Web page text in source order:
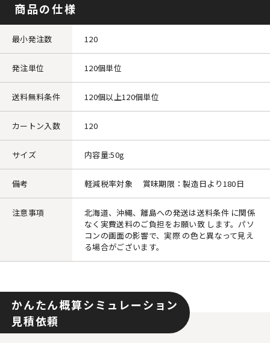
商品の仕様
最小発注数 120
発注単位 120個単位
送料無料条件 120個以上120個単位
カートン入数 120
サイズ 内容量:50g
備考 軽減税率対象 賞味期限：製造日より180日
注意事項
北海道、沖縄、離島への発送は送料条件 に関係
なく実費送料のご負担をお願い致 します。パソ
コンの画面の影響で、実際 の色と異なって見え
る場合がございます。
かんたん概算シミュレーション
見積依頼